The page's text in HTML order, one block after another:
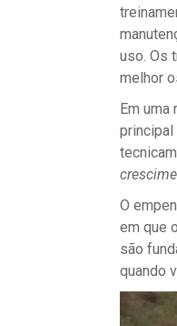
uso. Os
melhor
Em uma
principal
O
em que
são
quando